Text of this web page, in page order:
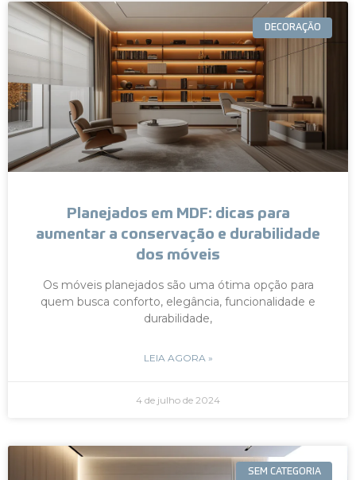
DECORAÇÃO
Planejados em MDF: dicas para
aumentar a conservação e durabilidade
dos móveis
Os móveis planejados são uma ótima opção para
quem busca conforto, elegância, funcionalidade e
durabilidade,
LEIA AGORA »
4 de julho de 2024
SEM CATEGORIA